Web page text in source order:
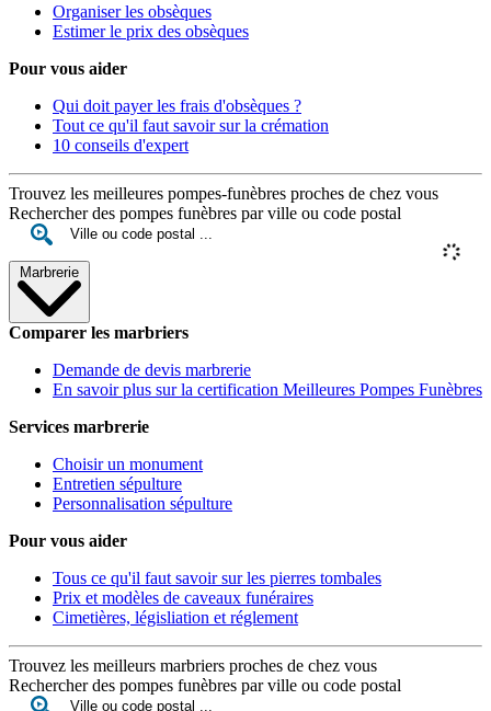
Organiser les obsèques
Estimer le prix des obsèques
Pour vous aider
Qui doit payer les frais d'obsèques ?
Tout ce qu'il faut savoir sur la crémation
10 conseils d'expert
Trouvez les meilleures pompes-funèbres proches de chez vous
Rechercher des pompes funèbres par ville ou code postal
Marbrerie
Comparer les marbriers
Demande de devis marbrerie
En savoir plus sur la certification Meilleures Pompes Funèbres
Services marbrerie
Choisir un monument
Entretien sépulture
Personnalisation sépulture
Pour vous aider
Tous ce qu'il faut savoir sur les pierres tombales
Prix et modèles de caveaux funéraires
Cimetières, législiation et réglement
Trouvez les meilleurs marbriers proches de chez vous
Rechercher des pompes funèbres par ville ou code postal